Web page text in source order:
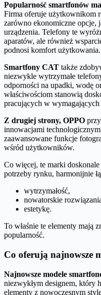
Popularność smartfonów
Firma oferuje użytkownikom
zarówno ekonomiczne opcje,
urządzenia. Telefony te
aparatów, ale również
podnosi komfort użytkowania.
Smartfony CAT także
niezwykle wytrzymałe
odporności na upadki, wodę
właściwościom stanowią
pracujących w
Z drugiej strony, OPPO
innowacjami
zaawansowane funkcje
wśród użytkowników.
Co więcej, te marki
potrzeby rynku, harmonijnie
wytrzymałość,
nowatorskie
estetykę.
To właśnie te elementy mają
popularność.
Co oferują najnowsze
Najnowsze modele
niezwykłym designem, który
elementy z nowoczesnym